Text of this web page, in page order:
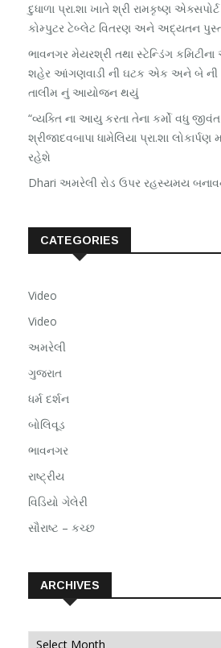
દુધાળા પ્રા.શા ખાતે શ્રી રામકૃષ્ણ એક્સપોર્ટ
કોમ્પુટર ટેબ્લેટ વિતરણ અને અદ્યતન
ભાવનગર મેયરશ્રી તથા સ્ટેન્ડિંગ કમિટીના
શહેર આંગણવાડી ની ઘટક એક અને બે ની
તાલીમ નું આયોજન થયું
“વ્યક્તિ ના આયુ કરતા તેના કર્મો વધુ
શ્રીજાદવબાપા ધામેલિયા પ્રા.શા
રહેશે
Dhari અમરેલી રોડ ઉપર રહસ્યમય
CATEGORIES
Video
Video
અમરેલી
ગુજરાત
ધર્મ દર્શન
બોલિવૂડ
ભાવનગર
રાષ્ટ્રીય
વિડિયો ગેલેરી
સૌરાષ્ટ – કચ્છ
ARCHIVES
Archives